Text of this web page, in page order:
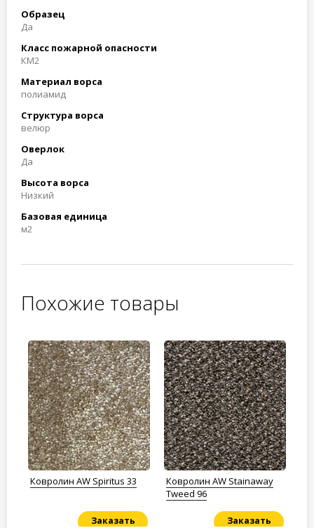
Образец
Да
Класс пожарной опасности
КМ2
Материал ворса
полиамид
Структура ворса
велюр
Оверлок
Да
Высота ворса
Низкий
Базовая единица
м2
Похожие товары
Ковролин AW Spiritus 33
Заказать
Ковролин AW Stainaway
Tweed 96
Заказать